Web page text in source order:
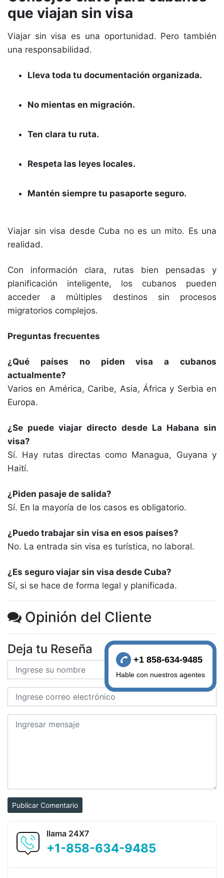
que viajan sin visa
Viajar sin visa es una oportunidad. Pero también
una responsabilidad.
Lleva toda tu documentación organizada.
No mientas en migración.
Ten clara tu ruta.
Respeta las leyes locales.
Mantén siempre tu pasaporte seguro.
Viajar sin visa desde Cuba no es un mito. Es una
realidad.
Con información clara, rutas bien pensadas y
planificación inteligente, los cubanos pueden
acceder a múltiples destinos sin procesos
migratorios complejos.
Preguntas frecuentes
¿Qué países no piden visa a cubanos
actualmente?
Varios en América, Caribe, Asia, África y Serbia en
Europa.
¿Se puede viajar directo desde La Habana sin
visa?
Sí. Hay rutas directas como Managua, Guyana y
Haití.
¿Piden pasaje de salida?
Sí. En la mayoría de los casos es obligatorio.
¿Puedo trabajar sin visa en esos países?
No. La entrada sin visa es turística, no laboral.
¿Es seguro viajar sin visa desde Cuba?
Sí, si se hace de forma legal y planificada.
Opinión del Cliente
Deja tu Reseña
Publicar Comentario
llama 24X7
+1-858-634-9485
+1 858-634-9485
Hable con nuestros agentes